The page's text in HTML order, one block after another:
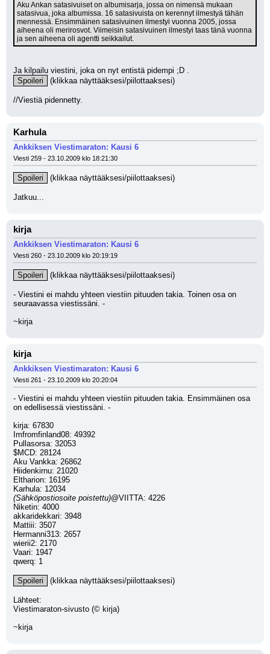
Aku Ankan satasivuiset on albumisarja, jossa on nimensä mukaan
satasivua, joka albumissa. 16 satasivuista on kerennyt ilmestyä tähän
mennessä. Ensimmäinen satasivuinen ilmestyi vuonna 2005, jossa
aiheena oli merirosvot. Viimeisin satasivuinen ilmestyi taas tänä vuonna
ja sen aiheena oli agentti seikkailut.
Ja kilpailu viestini, joka on nyt entistä pidempi ;D .
Spoileri
(klikkaa näyttääksesi/piilottaaksesi)
//Viestiä pidennetty.
Karhula
Ankkiksen Viestimaraton: Kausi 6
Viesti 259 - 23.10.2009 klo 18:21:30
Spoileri (klikkaa näyttääksesi/piilottaaksesi)
Jatkuu...
kirja
Ankkiksen Viestimaraton: Kausi 6
Viesti 260 - 23.10.2009 klo 20:19:19
Spoileri (klikkaa näyttääksesi/piilottaaksesi)
- Viestini ei mahdu yhteen viestiin pituuden takia. Toinen osa on
seuraavassa viestissäni. -
~kirja
kirja
Ankkiksen Viestimaraton: Kausi 6
Viesti 261 - 23.10.2009 klo 20:20:04
- Viestini ei mahdu yhteen viestiin pituuden takia. Ensimmäinen osa
on edellisessä viestissäni. -
kirja: 67830
Imfromfinland08: 49392
Pullasorsa: 32053
$MCD: 28124
Aku Vankka: 26862
Hiidenkirnu: 21020
Eltharion: 16195
Karhula: 12034
(Sähköpostiosoite poistettu)@VIITTA: 4226
Niketin: 4000
akkaridekkari: 3948
Mattiii: 3507
Hermanni313: 2657
wierii2: 2170
Vaari: 1947
qwerq: 1
Spoileri (klikkaa näyttääksesi/piilottaaksesi)
Lähteet:
Viestimaraton-sivusto (© kirja)
~kirja